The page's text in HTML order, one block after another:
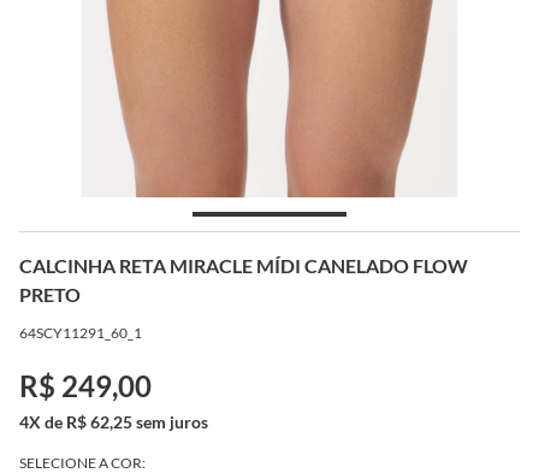
CALCINHA RETA MIRACLE MÍDI CANELADO FLOW
PRETO
64SCY11291_60_1
R$ 249,00
4X de R$ 62,25 sem juros
SELECIONE A COR: